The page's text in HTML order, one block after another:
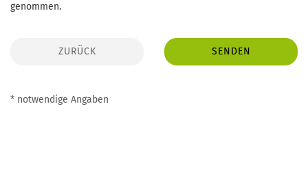
genommen.
ZURÜCK SENDEN
* notwendige Angaben